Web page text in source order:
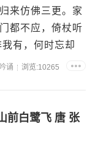
来仿佛三更。家
都不应，倚杖听
有，何时忘却
平，小舟从此
诵 浏览:10265
前白鹭飞 唐 张